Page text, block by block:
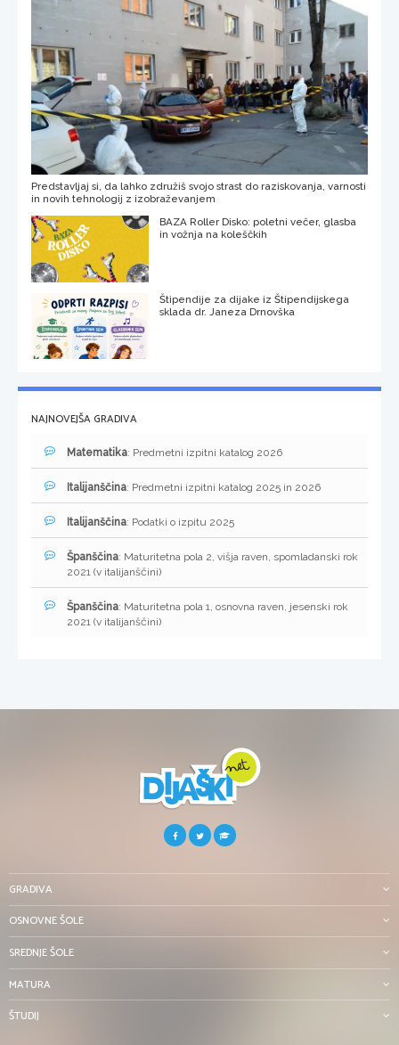
Predstavljaj si, da lahko združiš svojo strast do raziskovanja, varnosti
in novih tehnologij z izobraževanjem
BAZA Roller Disko: poletni večer, glasba
in vožnja na koleščkih
Štipendije za dijake iz Štipendijskega
sklada dr. Janeza Drnovška
NAJNOVEJŠA GRADIVA
Matematika: Predmetni izpitni katalog 2026
Italijanščina: Predmetni izpitni katalog 2025 in 2026
Italijanščina: Podatki o izpitu 2025
Španščina: Maturitetna pola 2, višja raven, spomladanski rok
2021 (v italijanščini)
Španščina: Maturitetna pola 1, osnovna raven, jesenski rok
2021 (v italijanščini)
GRADIVA
OSNOVNE ŠOLE
SREDNJE ŠOLE
MATURA
ŠTUDIJ